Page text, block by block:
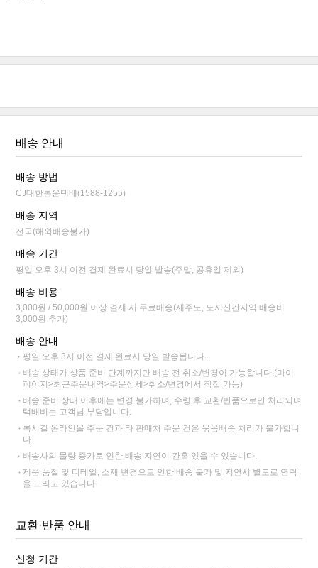
배송 안내
배송 방법
CJ대한통운택배(1588-1255)
배송 지역
전국(해외배송불가)
배송 기간
평일 오후 3시 이전 결제 완료시 당일 발송(주말, 공휴일 제외)
배송 비용
3,000원 / 50,000원 이상 결제 시 무료배송(제주도, 도서산간지역 배송비
3,000원 추가)
배송 안내
평일 오후 3시 이전 결제 완료시 당일 발송됩니다.
배송 상태가 상품 준비 단계까지만 배송 전 취소/변경이 가능합니다.(마이
페이지>최근주문내역>주문상세>취소/변경에서 직접 가능)
배송 준비 상태 이후에는 변경 불가하며, 수령 후 교환/반품으로만 처리되며
택배비는 고객님 부담입니다.
록시걸 온라인몰 주문 건과 타 판매처 주문 건은 묶음배송 처리가 불가합니
다.
배송사의 물량 증가로 인한 배송 지연이 간혹 있을 수 있습니다.
제품 품절 및 디테일, 소재 변경으로 인한 배송 불가 및 지연시 별도로 연락
을 드리고 있습니다.
교환·반품 안내
신청 기간